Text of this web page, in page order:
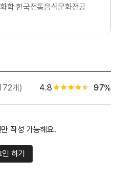
학 한국전통음식문화전공
개) 4.8 별점 4.5개 별점 백
97%
작성 가능해요.
하기